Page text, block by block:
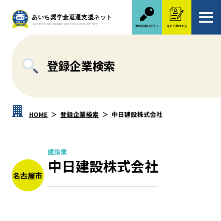
登録企業ログイン 今すぐ登録する
登録企業検索
HOME 登録企業検索 中日建設株式会社
名古屋市
建設業
中日建設株式会社